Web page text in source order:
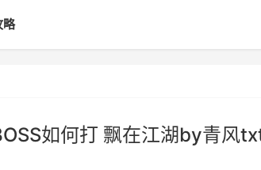
略
如何打 飘在江湖by青风